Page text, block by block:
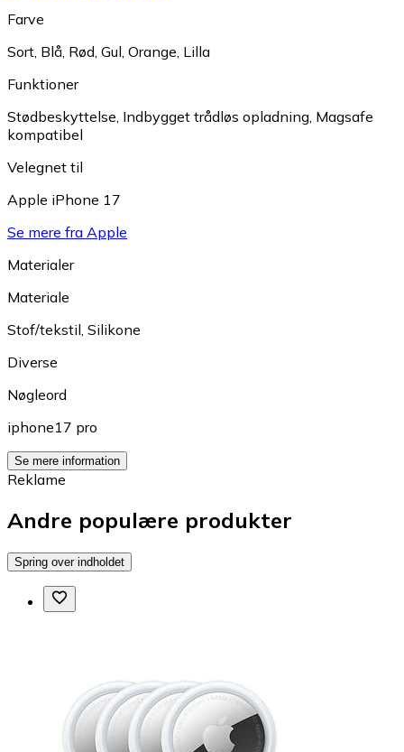
Farve
Sort, Blå, Rød, Gul, Orange, Lilla
Funktioner
Stødbeskyttelse, Indbygget trådløs opladning, Magsafe
kompatibel
Velegnet til
Apple iPhone 17
Se mere fra Apple
Materialer
Materiale
Stof/tekstil, Silikone
Diverse
Nøgleord
iphone17 pro
Se mere information
Reklame
Andre populære produkter
Spring over indholdet